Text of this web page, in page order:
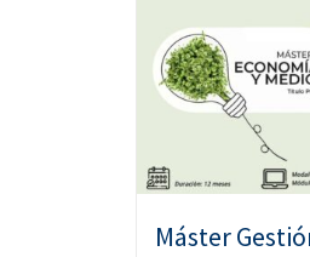
Máster